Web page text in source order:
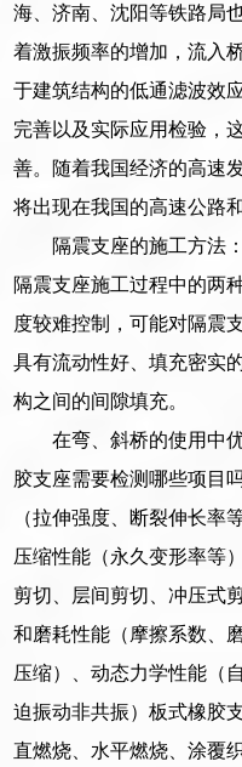
海、济南、沈阳等铁路局
着激振频率的增加，流入
于建筑结构的低通滤波效
完善以及实际应用检验，
善。随着我国经济的高速
将出现在我国的高速公路
隔震支座的施工方法
隔震支座施工过程中的两
度较难控制，可能对隔震
具有流动性好、填充密实
构之间的间隙填充。
在弯、斜桥的使用中
胶支座需要检测哪些项目
（拉伸强度、断裂伸长率
压缩性能（永久变形率等
剪切、层间剪切、冲压式
和磨耗性能（摩擦系数、
压缩）、动态力学性能（
迫振动非共振）板式橡胶
直燃烧、水平燃烧、涂覆